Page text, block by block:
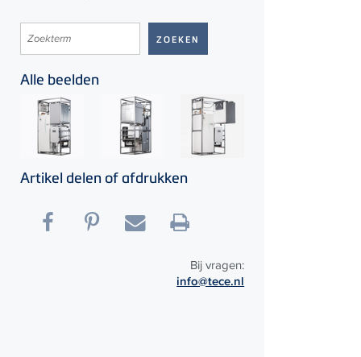
Alle beelden
Artikel delen of afdrukken
Bij vragen:
info@tece.nl